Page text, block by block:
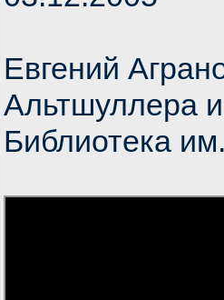
Евгений
Альтшуллера
Библиотека